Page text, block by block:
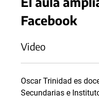
Facebook
Video
Oscar Trinidad es
Secundarias e